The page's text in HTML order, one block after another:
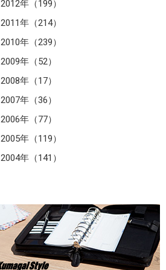
2012年（199）
2011年（214）
2010年（239）
2009年（52）
2008年（17）
2007年（36）
2006年（77）
2005年（119）
2004年（141）